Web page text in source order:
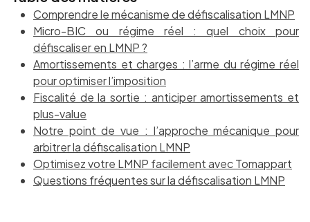
Comprendre le mécanisme de défiscalisation LMNP
Micro-BIC ou régime réel : quel choix pour
défiscaliser en LMNP ?
Amortissements et charges : l’arme du régime réel
pour optimiser l’imposition
Fiscalité de la sortie : anticiper amortissements et
plus-value
Notre point de vue : l’approche mécanique pour
arbitrer la défiscalisation LMNP
Optimisez votre LMNP facilement avec Tomappart
Questions fréquentes sur la défiscalisation LMNP